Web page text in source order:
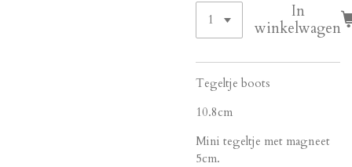
In
winkelwagen
Tegeltje boots
10.8cm
Mini tegeltje met magneet
5cm.